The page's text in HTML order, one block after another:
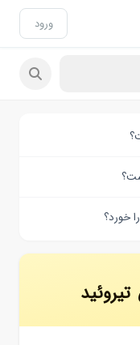
ورود
خورد؟